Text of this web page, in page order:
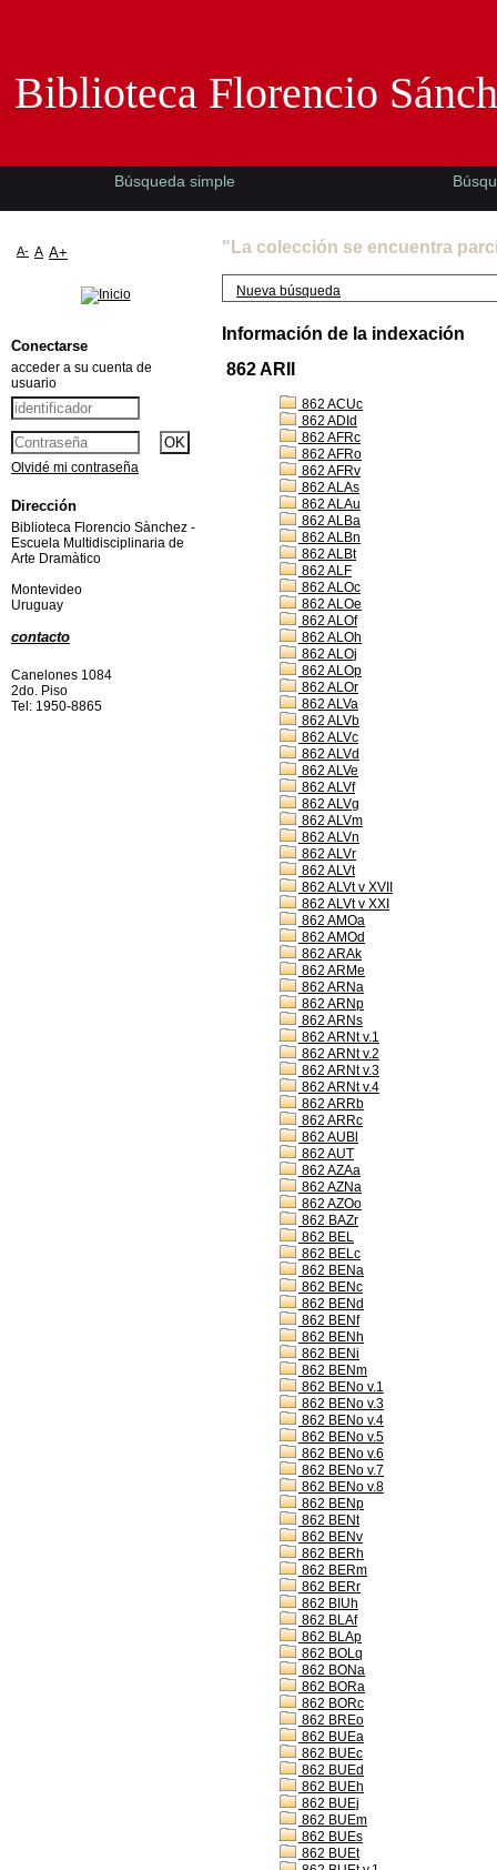
"La colección se encuentra
Nueva búsqueda
Información de la indexación
862 ARIl
862 ACUc
862 ADId
862 AFRc
862 AFRo
862 AFRv
862 ALAs
862 ALAu
862 ALBa
862 ALBn
862 ALBt
862 ALF
862 ALOc
862 ALOe
862 ALOf
862 ALOh
862 ALOj
862 ALOp
862 ALOr
862 ALVa
862 ALVb
862 ALVc
862 ALVd
862 ALVe
862 ALVf
862 ALVg
862 ALVm
862 ALVn
862 ALVr
862 ALVt
862 ALVt v XVII
862 ALVt v XXI
862 AMOa
862 AMOd
862 ARAk
862 ARMe
862 ARNa
862 ARNp
862 ARNs
862 ARNt v.1
862 ARNt v.2
862 ARNt v.3
862 ARNt v.4
862 ARRb
862 ARRc
862 AUBl
862 AUT
862 AZAa
862 AZNa
862 AZOo
862 BAZr
862 BEL
862 BELc
862 BENa
862 BENc
862 BENd
862 BENf
862 BENh
862 BENi
862 BENm
862 BENo v.1
862 BENo v.3
862 BENo v.4
862 BENo v.5
862 BENo v.6
862 BENo v.7
862 BENo v.8
862 BENp
862 BENt
862 BENv
862 BERh
862 BERm
862 BERr
862 BIUh
862 BLAf
862 BLAp
862 BOLq
862 BONa
862 BORa
862 BORc
862 BREo
862 BUEa
862 BUEc
862 BUEd
862 BUEh
862 BUEj
862 BUEm
862 BUEs
862 BUEt
Biblioteca Florencio
Búsqueda simple
A- A A+
Conectarse
acceder a su cuenta de
usuario
Olvidé mi contraseña
Dirección
Biblioteca Florencio Sànchez -
Escuela Multidisciplinaria de
Arte Dramàtico
Montevideo
Uruguay
contacto
Canelones 1084
2do. Piso
Tel: 1950-8865